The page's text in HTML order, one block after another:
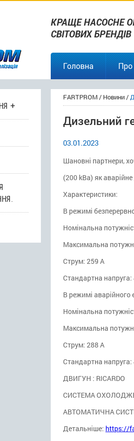
КРАЩЕ НАСОСНЕ
СВІТОВИХ БРЕНДІВ
Головна
FARTPROM/ Новини/
Дизельний
03.01.2023
Шановні партнери,
(200 kBa) як
Характеристики:
В режимі
Номінальна
Максимальна
Струм: 259 А
Стандартна
В режимі
Номінальна
Максимальна
Струм: 288 А
Стандартна
ДВИГУН : RICARDO
СИСТЕМА
АВТОМАТИЧНА
Детальніше: https://